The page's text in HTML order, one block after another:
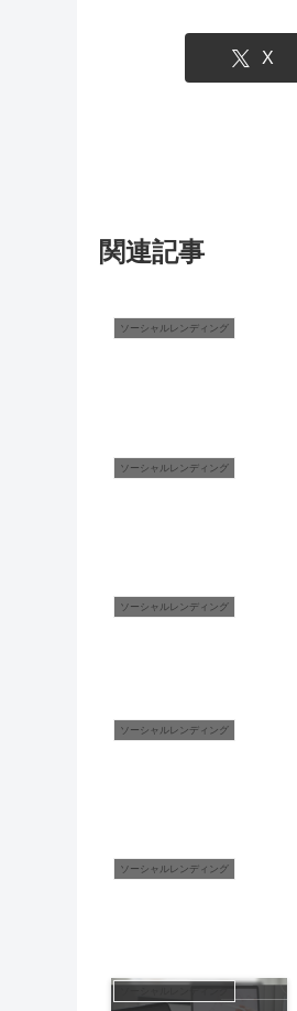
X
関連記事
ソーシャルレンディング
ソーシャルレンディング
ソーシャルレンディング
ソーシャルレンディング
ソーシャルレンディング